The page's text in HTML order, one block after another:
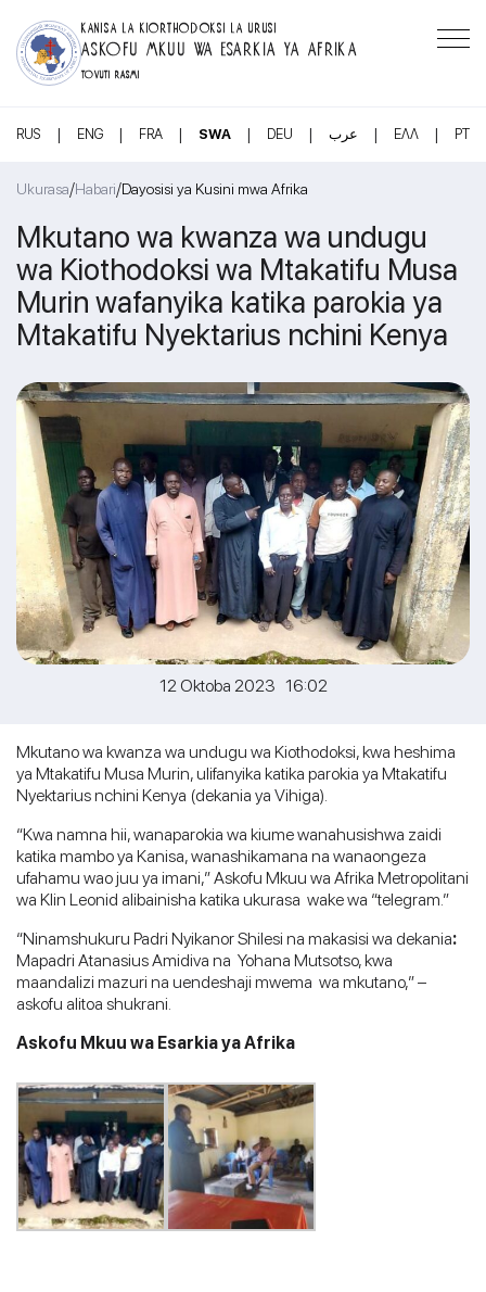
KANISA LA KIORTHODOKSI LA URUSI
ASKOFU MKUU WA ESARKIA YA AFRIKA
TOVUTI RASMI
RUS | ENG | FRA | SWA | DEU | عرب | ΕΛΛ | PT
Ukurasa/Habari/Dayosisi ya Kusini mwa Afrika
Mkutano wa kwanza wa undugu
wa Kiothodoksi wa Mtakatifu Musa
Murin wafanyika katika parokia ya
Mtakatifu Nyektarius nchini Kenya
12 Oktoba 2023 16:02
Mkutano wa kwanza wa undugu wa Kiothodoksi, kwa heshima
ya Mtakatifu Musa Murin, ulifanyika katika parokia ya Mtakatifu
Nyektarius nchini Kenya (dekania ya Vihiga).
“Kwa namna hii, wanaparokia wa kiume wanahusishwa zaidi
katika mambo ya Kanisa, wanashikamana na wanaongeza
ufahamu wao juu ya imani,” Askofu Mkuu wa Afrika Metropolitani
wa Klin Leonid alibainisha katika ukurasa wake wa “telegram.”
“Ninamshukuru Padri Nyikanor Shilesi na makasisi wa dekania:
Mapadri Atanasius Amidiva na Yohana Mutsotso, kwa
maandalizi mazuri na uendeshaji mwema wa mkutano,” –
askofu alitoa shukrani.
Askofu Mkuu wa Esarkia ya Afrika